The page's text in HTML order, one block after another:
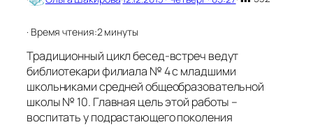
· Время чтения:2 минуты
Традиционный цикл бесед-встреч ведут
библиотекари филиала № 4 с младшими
школьниками средней общеобразовательной
школы № 10. Главная цель этой работы –
воспитать у подрастающего поколения